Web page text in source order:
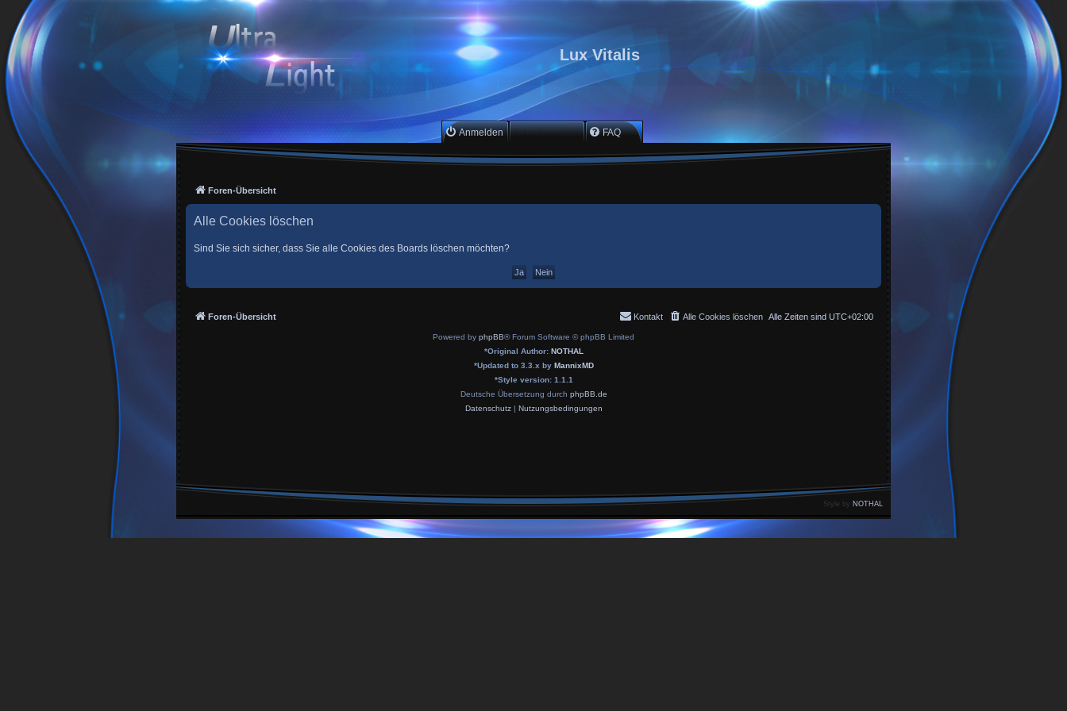
Lux Vitalis
Anmelden Registrieren FAQ
Foren-Übersicht
Alle Cookies löschen
Sind Sie sich sicher, dass Sie alle Cookies des Boards löschen möchten?
Foren-Übersicht Alle Zeiten sind UTC+02:00
Alle Cookies löschen
Kontakt
Powered by phpBB® Forum Software © phpBB Limited
*Original Author: NOTHAL
*Updated to 3.3.x by MannixMD
*Style version: 1.1.1
Deutsche Übersetzung durch phpBB.de
Datenschutz| Nutzungsbedingungen
Style by NOTHAL